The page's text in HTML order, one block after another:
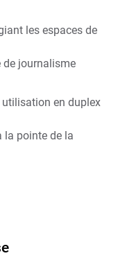
les espaces de
de journalisme
en duplex
la pointe de la